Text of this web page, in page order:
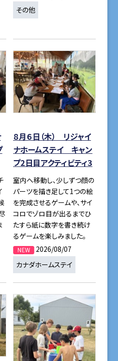
その他
８月６日（木） リジャイ
ナホームステイ キャン
プ2日目アクティビティ3
室内へ移動し、少しずつ顔の
パーツを描き足して1つの絵
を完成させるゲームや、サイ
コロでゾロ目が出るまでひ
たすら紙に数字を書き続け
るゲームを楽しみました。
2026/08/07
カナダホームステイ